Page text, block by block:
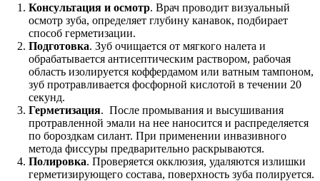
Консультация и осмотр. Врач проводит визуальный
осмотр зуба, определяет глубину канавок, подбирает
способ герметизации.
Подготовка. Зуб очищается от мягкого налета и
обрабатывается антисептическим раствором, рабочая
область изолируется коффердамом или ватным тампоном,
зуб протравливается фосфорной кислотой в течении 20
секунд.
Герметизация. После промывания и высушивания
протравленной эмали на нее наносится и распределяется
по бороздкам силант. При применении инвазивного
метода фиссуры предварительно раскрываются.
Полировка. Проверяется окклюзия, удаляются излишки
герметизирующего состава, поверхность зуба полируется.